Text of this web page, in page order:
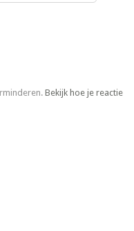
Bekijk hoe je reactie